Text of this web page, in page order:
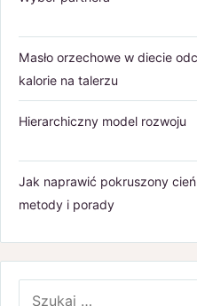
Masło orzechowe w diecie
kalorie na talerzu
Hierarchiczny model rozwoju
Jak naprawić pokruszony
metody i porady